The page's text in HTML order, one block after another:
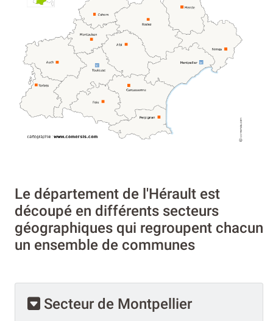
Le département de l'Hérault est
découpé en différents secteurs
géographiques qui regroupent chacun
un ensemble de communes
Secteur de Montpellier